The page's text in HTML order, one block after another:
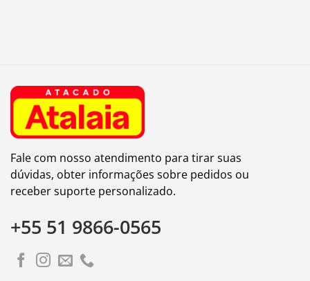
Fale com nosso atendimento para tirar suas
dúvidas, obter informações sobre pedidos ou
receber suporte personalizado.
+55 51 9866-0565